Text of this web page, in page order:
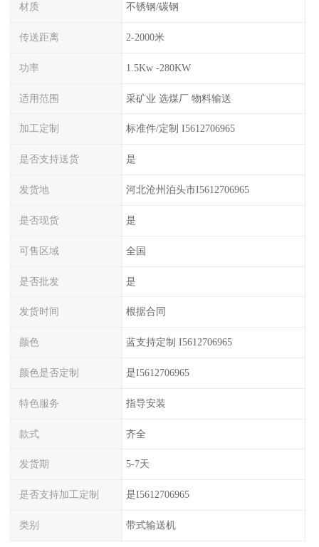
材质 不锈钢/碳钢
传送距离 2-2000米
功率 1.5Kw -280KW
适用范围 采矿业 选煤厂 物料输送
加工定制 标准件/定制 I5612706965
是否支持送货 是
发货地 河北沧州泊头市I5612706965
是否现货 是
可售区域 全国
是否批发 是
发货时间 根据合同
颜色 蓝支持定制 I5612706965
颜色是否定制 是I5612706965
特色服务 指导安装
款式 齐全
发货期 5-7天
是否支持加工定制 是I5612706965
类别 带式输送机